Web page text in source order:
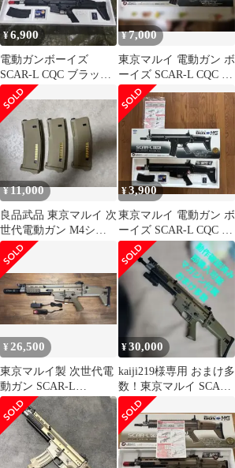
¥6,900
電動ガンボーイズ
SCAR-L CQC ブラック
10禁
¥7,000
東京マルイ 電動ガン ボ
ーイズ SCAR-L CQC 本
体
¥11,000
良品武品 東京マルイ 次
世代電動ガン M4シリ
ーズ 対応 ポリマーマガ
ジン
¥3,900
東京マルイ 電動ガン ボ
ーイズ SCAR-L CQC ブ
ラック ジャンク品
¥ 26,500
東京マルイ製 次世代電
動ガン SCAR-L
CQC【期間限定最終値
下げ中】
¥30,000
kaiji219様専用 おまけ多
数！東京マルイ SCAR
L CQC FDE